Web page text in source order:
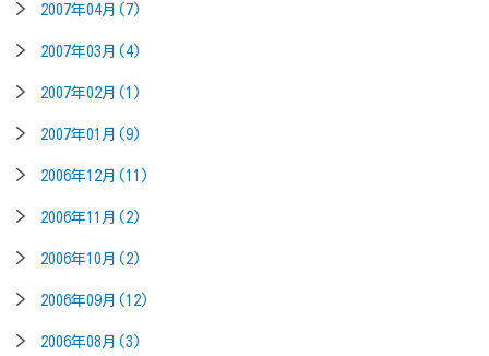
2007年04月(7)
2007年03月(4)
2007年02月(1)
2007年01月(9)
2006年12月(11)
2006年11月(2)
2006年10月(2)
2006年09月(12)
2006年08月(3)